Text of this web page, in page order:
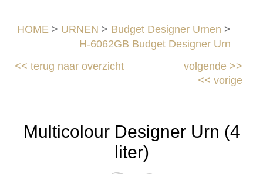
HOME > URNEN > Budget Designer Urnen >
H-6062GB Budget Designer Urn
<<terug naar overzicht volgende>>
<< vorige
Multicolour Designer Urn (4
liter)